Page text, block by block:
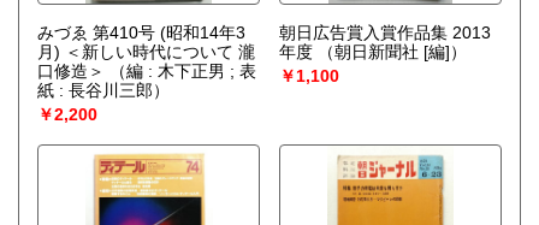
みづゑ 第410号 (昭和14年3
月) ＜新しい時代について 瀧
口修造＞
（編 : 木下正男 ; 表
紙 : 長谷川三郎）
￥2,200
朝日広告賞入賞作品集 2013
年度
（朝日新聞社 [編]）
￥1,100